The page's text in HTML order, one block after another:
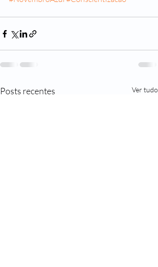
Posts recentes Ver tudo